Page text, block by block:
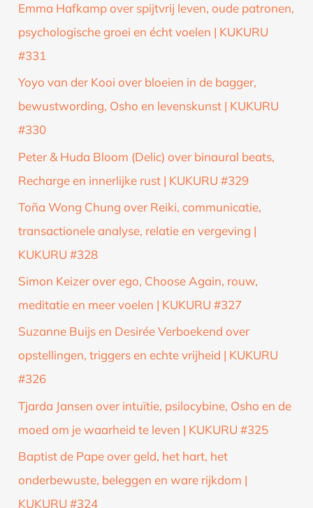
Emma Hafkamp over spijtvrij leven, oude patronen,
psychologische groei en écht voelen | KUKURU
#331
Yoyo van der Kooi over bloeien in de bagger,
bewustwording, Osho en levenskunst | KUKURU
#330
Peter & Huda Bloom (Delic) over binaural beats,
Recharge en innerlijke rust | KUKURU #329
Toña Wong Chung over Reiki, communicatie,
transactionele analyse, relatie en vergeving |
KUKURU #328
Simon Keizer over ego, Choose Again, rouw,
meditatie en meer voelen | KUKURU #327
Suzanne Buijs en Desirée Verboekend over
opstellingen, triggers en echte vrijheid | KUKURU
#326
Tjarda Jansen over intuïtie, psilocybine, Osho en de
moed om je waarheid te leven | KUKURU #325
Baptist de Pape over geld, het hart, het
onderbewuste, beleggen en ware rijkdom |
KUKURU #324